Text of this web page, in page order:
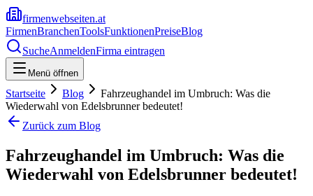
firmenwebseiten.at
FirmenBranchenToolsFunktionenPreiseBlog
SucheAnmeldenFirma eintragen
Menü öffnen
Startseite Blog
Fahrzeughandel im Umbruch: Was die
Wiederwahl von Edelsbrunner bedeutet!
Zurück zum Blog
Fahrzeughandel im Umbruch: Was die
Wiederwahl von Edelsbrunner bedeutet!